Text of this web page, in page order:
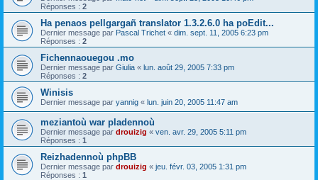
Réponses : 2
Ha penaos pellgargañ translator 1.3.2.6.0 ha poEdit...
Dernier message par Pascal Trichet « dim. sept. 11, 2005 6:23 pm
Réponses : 2
Fichennaouegou .mo
Dernier message par Giulia « lun. août 29, 2005 7:33 pm
Réponses : 2
Winisis
Dernier message par yannig « lun. juin 20, 2005 11:47 am
meziantoù war pladennoù
Dernier message par drouizig « ven. avr. 29, 2005 5:11 pm
Réponses : 1
Reizhadennoù phpBB
Dernier message par drouizig « jeu. févr. 03, 2005 1:31 pm
Réponses : 1